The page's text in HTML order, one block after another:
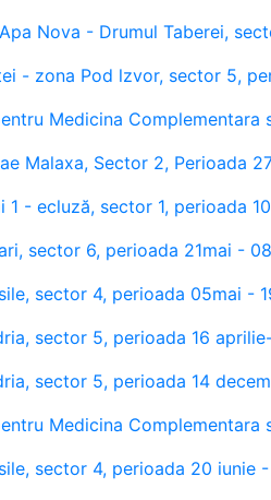
Nova - Drumul Taberei,
- zona Pod lzvor, sector 5,
Medicina
Malaxa, Sector 2, Perioada
1 - ecluză, sector 1, perioada
sector 6, perioada 21mai -
sector 4, perioada 05mai -
sector 5, perioada 16
sector 5, perioada 14
Medicina
sector 4, perioada 20 iunie